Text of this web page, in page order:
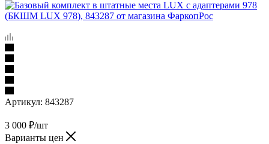
Артикул: 843287
3 000 ₽/шт
Варианты цен